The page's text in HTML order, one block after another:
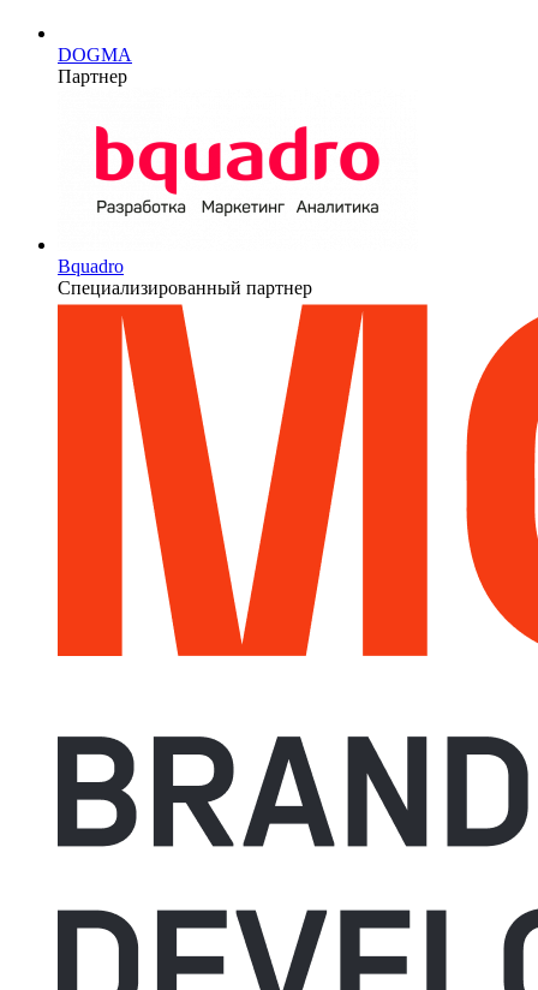
DOGMA
Партнер
Bquadro
Специализированный партнер